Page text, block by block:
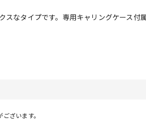
スなタイプです。専用キャリングケース付
ざいます。